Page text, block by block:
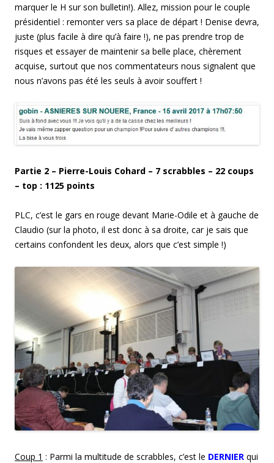
marquer le H sur son bulletin!). Allez, mission pour le couple
présidentiel : remonter vers sa place de départ ! Denise devra,
juste (plus facile à dire qu’à faire !), ne pas prendre trop de
risques et essayer de maintenir sa belle place, chèrement
acquise, surtout que nos commentateurs nous signalent que
nous n’avons pas été les seuls à avoir souffert !
Partie 2 – Pierre-Louis Cohard – 7 scrabbles – 22 coups
– top : 1125 points
PLC, c’est le gars en rouge devant Marie-Odile et à gauche de
Claudio (sur la photo, il est donc à sa droite, car je sais que
certains confondent les deux, alors que c’est simple !)
Coup 1 : Parmi la multitude de scrabbles, c’est le DERNIER qui